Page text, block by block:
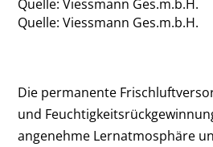
Quelle: Viessmann Ges.m.b.H.
Quelle: Viessmann Ges.m.b.H.
Die permanente
und
angenehme Lernatmosphäre